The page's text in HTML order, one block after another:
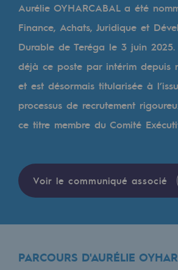
Publications
Où nous trouver
Les énergies d'avenir
Notre vision
Gaz renouvelables
Pyrogazéification et
Aurélie OYHARCABAL a été
Finance, Achats, Juridique et
Durable de Teréga le 3 juin
déjà ce poste par intérim depuis
et est désormais titularisée à
processus de recrutement
ce titre membre du Comité
Voir le communiqué associé
PARCOURS D'AURÉLIE